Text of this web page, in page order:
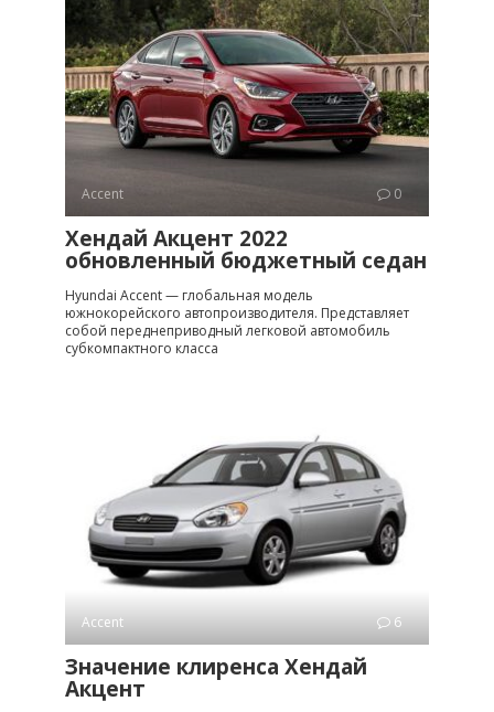
Accent 0
Хендай Акцент 2022
обновленный бюджетный седан
Hyundai Accent — глобальная модель
южнокорейского автопроизводителя. Представляет
собой переднеприводный легковой автомобиль
субкомпактного класса
Accent 6
Значение клиренса Хендай
Акцент